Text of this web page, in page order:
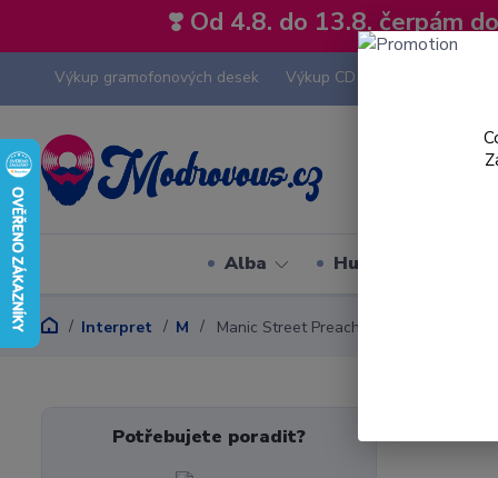
❣️ Od 4.8. do 13.8. čerpám
Výkup gramofonových desek Výkup CD
Alba Hudební styly
Interpret M Manic Street Preachers
Potřebujete poradit?